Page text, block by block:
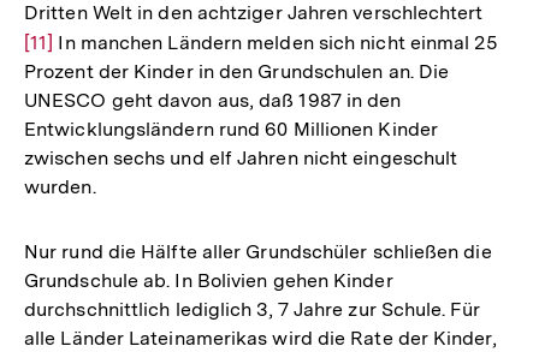
Dritten Welt in den achtziger Jahren verschlechtert
[11] In manchen Ländern melden sich nicht einmal 25
Prozent der Kinder in den Grundschulen an. Die
UNESCO geht davon aus, daß 1987 in den
Entwicklungsländern rund 60 Millionen Kinder
zwischen sechs und elf Jahren nicht eingeschult
wurden.
Nur rund die Hälfte aller Grundschüler schließen die
Grundschule ab. In Bolivien gehen Kinder
durchschnittlich lediglich 3, 7 Jahre zur Schule. Für
alle Länder Lateinamerikas wird die Rate der Kinder,